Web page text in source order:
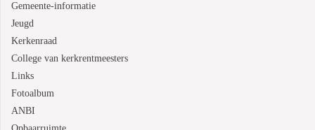
Gemeente-informatie
Jeugd
Kerkenraad
College van kerkrentmeesters
Links
Fotoalbum
ANBI